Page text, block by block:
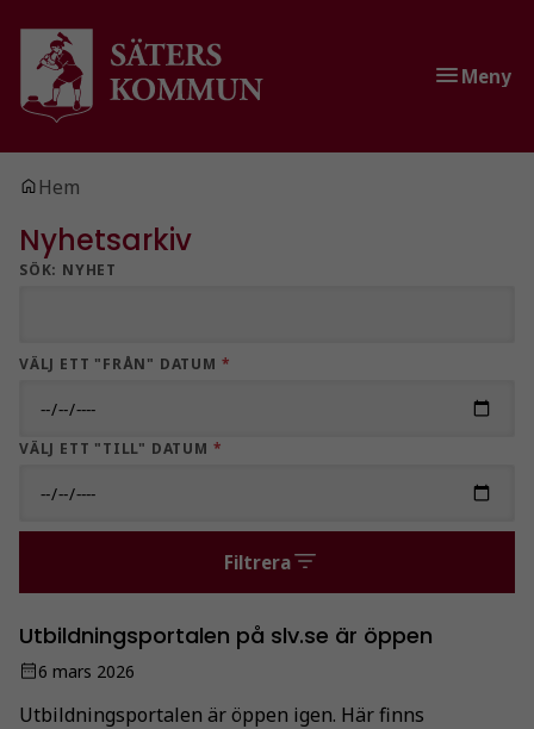
Gå till innehåll
Gå till huvudmeny
Meny
Du är här:
Hem
Nyhetsarkiv
SÖK: NYHET
VÄLJ ETT "FRÅN" DATUM *
VÄLJ ETT "TILL" DATUM *
Filtrera
Utbildningsportalen på slv.se är öppen
6 mars 2026
Utbildningsportalen är öppen igen. Här finns